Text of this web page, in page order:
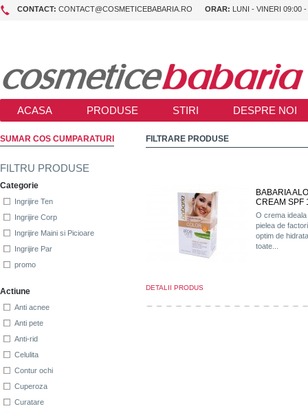
CONTACT: CONTACT@COSMETICEBABARIA.RO ORAR: LUNI - VINERI 09:00
ACASA PRODUSE STIRI DESPRE NOI
SUMAR COS CUMPARATURI
FILTRU PRODUSE
Categorie
Ingrijire Ten
Ingrijire Corp
Ingrijire Maini si Picioare
Ingrijire Par
promo
Actiune
Anti acnee
Anti pete
Anti-rid
Celulita
Contur ochi
Cuperoza
Curatare
FILTRARE PRODUSE
BABARIA
CREAM SPF
O crema
pielea de
optim de
toate...
DETALII PRODUS